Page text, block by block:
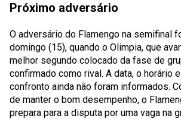
Próximo adversário
O adversário do Flamengo na semifinal
domingo (15), quando o Olimpia, que
melhor segundo colocado da fase de
confirmado como rival. A data, o horário
confronto ainda não foram informados.
de manter o bom desempenho, o
prepara para a disputa por uma vaga na